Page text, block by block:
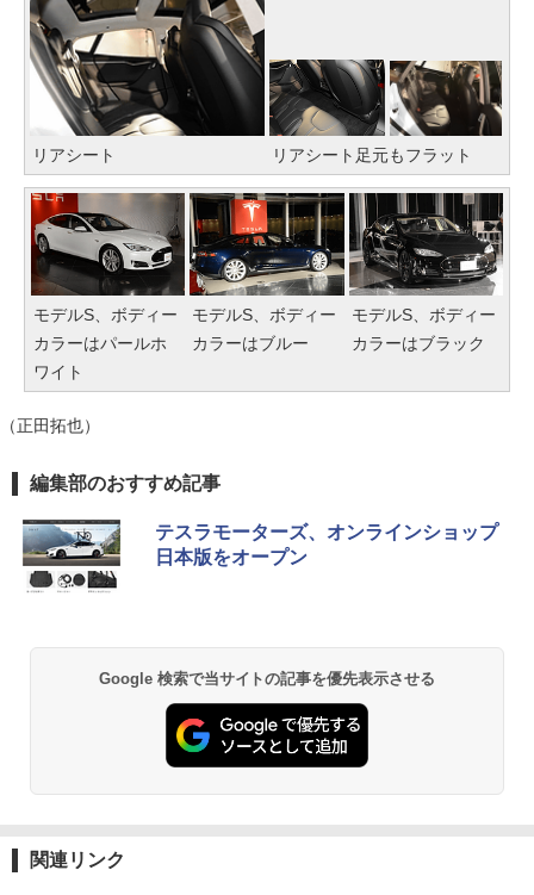
リアシート リアシート足元もフラット
モデルS、ボディー
カラーはパールホ
ワイト
モデルS、ボディー
カラーはブルー
モデルS、ボディー
カラーはブラック
（正田拓也）
編集部のおすすめ記事
テスラモーターズ、オンラインショップ
日本版をオープン
Google 検索で当サイトの記事を優先表示させる
関連リンク